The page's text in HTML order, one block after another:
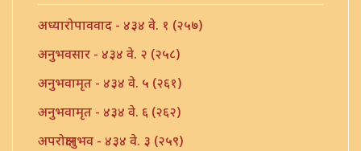
अध्यारोपाववाद - ४३४ वे. १ (२५७)
अनुभवसार - ४३४ वे. २ (२५८)
अनुभवामृत - ४३४ वे. ५ (२६१)
अनुभवामृत - ४३४ वे. ६ (२६२)
अपरोक्षानुभव - ४३४ वे. ३ (२५९)